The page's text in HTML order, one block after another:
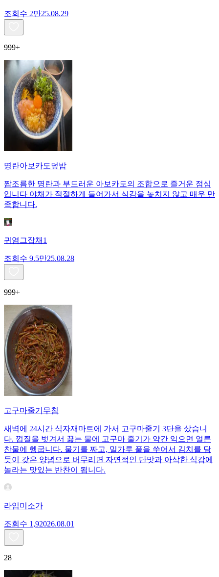
조회수 2만25.08.29
999+
명란아보카도덮밥
짭조름한 명란과 부드러운 아보카도의 조합으로 즐거운 점심
입니다 야채가 적절하게 들어가서 식감을 놓치지 않고 매우 만
족합니다.
귀염그잡채1
조회수 9.5만25.08.28
999+
고구마줄기무침
새벽에 24시간 식자재마트에 가서 고구마줄기 3단을 샀습니
다. 껍질을 벗겨서 끓는 물에 고구마 줄기가 약간 익으면 얼른
찬물에 헹굽니다. 물기를 짜고, 밀가루 풀을 쑤어서 김치를 담
듯이 갖은 양념으로 버무리면 자연적인 단맛과 아삭한 식감에
놀라는 맛있는 반찬이 됩니다.
라임미소가
조회수 1,92026.08.01
28